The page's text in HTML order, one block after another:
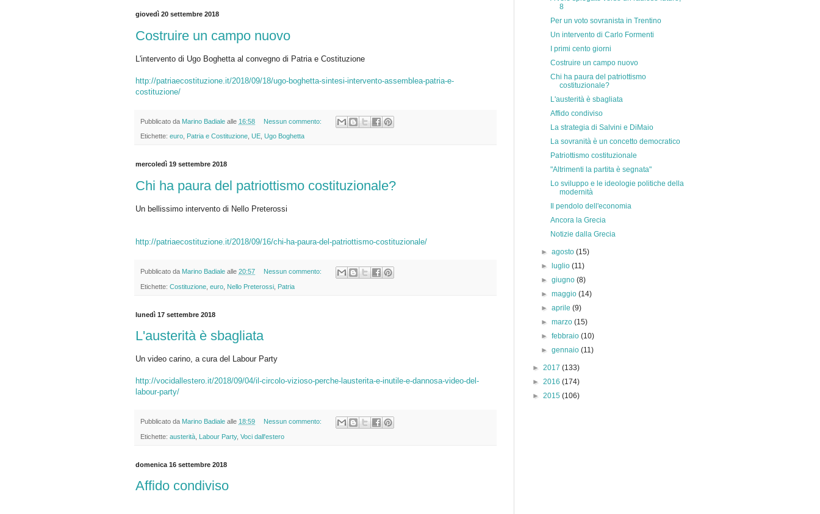
giovedì 20 settembre 2018
Costruire un campo nuovo
L'intervento di Ugo Boghetta al convegno di Patria e Costituzione
http://patriaecostituzione.it/2018/09/18/ugo-boghetta-sintesi-intervento-assemblea-patria-e-
costituzione/
Pubblicato da Marino Badiale alle 16:58 Nessun commento:
Etichette: euro, Patria e Costituzione, UE, Ugo Boghetta
mercoledì 19 settembre 2018
Chi ha paura del patriottismo costituzionale?
Un bellissimo intervento di Nello Preterossi
http://patriaecostituzione.it/2018/09/16/chi-ha-paura-del-patriottismo-costituzionale/
Pubblicato da Marino Badiale alle 20:57 Nessun commento:
Etichette: Costituzione euro Nello Preterossi Patria
lunedì 17 settembre 2018
L'austerità è sbagliata
Un video carino, a cura del Labour Party
http://vocidallestero.it/2018/09/04/il-circolo-vizioso-perche-lausterita-e-inutile-e-dannosa-video-del-
labour-party/
Pubblicato da Marino Badiale alle 18:59 Nessun commento:
Etichette: austerità Labour Party, Voci dall'estero
domenica 16 settembre 2018
Affido condiviso
8
Per un voto sovranista in Trentino
Un intervento di Carlo Formenti
I primi cento giorni
Costruire un campo nuovo
Chi ha paura del patriottismo
costituzionale?
L'austerità è sbagliata
Affido condiviso
La strategia di Salvini e DiMaio
La sovranità è un concetto democratico
Patriottismo costituzionale
"Altrimenti la partita è segnata"
Lo sviluppo e le ideologie politiche della
modernità
Il pendolo dell'economia
Ancora la Grecia
Notizie dalla Grecia
►agosto(15)
►
luglio(11)
►giugno(8)
►maggio(14)
►aprile(9)
►marzo(15)
►febbraio(10)
►gennaio(11)
► 2017 (133)
► 2016 (174)
► 2015 (106)